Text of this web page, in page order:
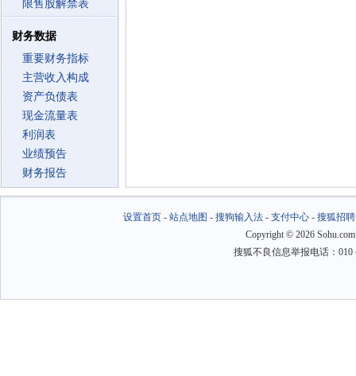
限售股解禁表
财务数据
重要财务指标
主营收入构成
资产负债表
现金流量表
利润表
业绩预告
财务报告
设置首页- 站点地图 - 搜狗输入法- 支付中心- 搜狐招聘
Copyright © 2026
搜狐不良信息举报电话：010